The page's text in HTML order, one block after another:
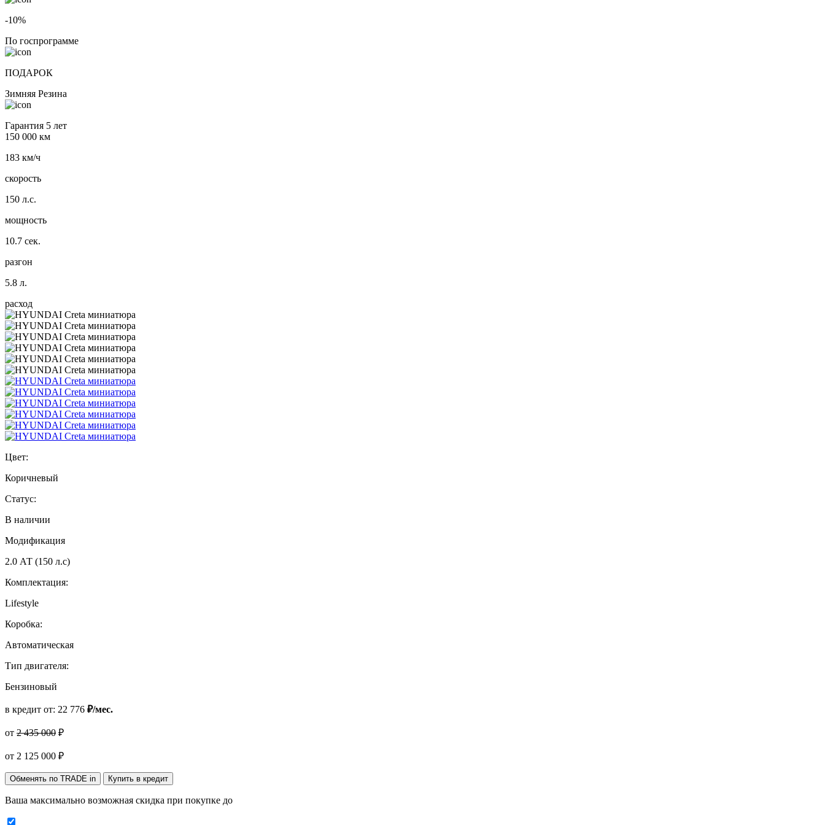
-10%
По госпрограмме
ПОДАРОК
Зимняя Резина
Гарантия 5 лет
150 000 км
183 км/ч
скорость
150 л.с.
мощность
10.7 сек.
разгон
5.8 л.
расход
Цвет:
Коричневый
Статус:
В наличии
Модификация
2.0 АТ (150 л.с)
Комплектация:
Lifestyle
Коробка:
Автоматическая
Тип двигателя:
Бензиновый
в кредит от: 22 776 ₽/мес.
от 2 435 000 ₽
от 2 125 000 ₽
Обменять по TRADE in Купить в кредит
Ваша максимально возможная скидка при покупке до